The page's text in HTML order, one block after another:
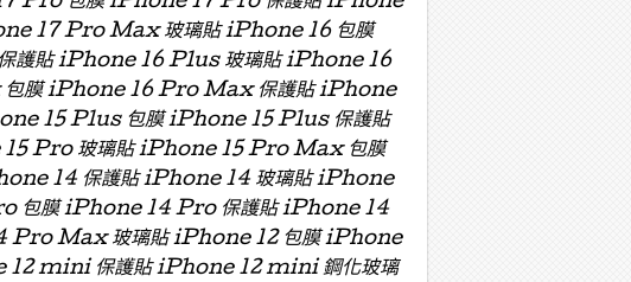
17 Pro Max 玻璃貼 iPhone 16 包膜
護貼 iPhone 16 Plus 玻璃貼 iPhone 16
膜 iPhone 16 Pro Max 保護貼 iPhone
15 Plus 包膜 iPhone 15 Plus 保護貼
Pro 玻璃貼 iPhone 15 Pro Max 包膜
14 保護貼 iPhone 14 玻璃貼 iPhone
包膜 iPhone 14 Pro 保護貼 iPhone 14
Max 玻璃貼 iPhone 12 包膜 iPhone
12 mini 保護貼 iPhone 12 mini 鋼化玻璃